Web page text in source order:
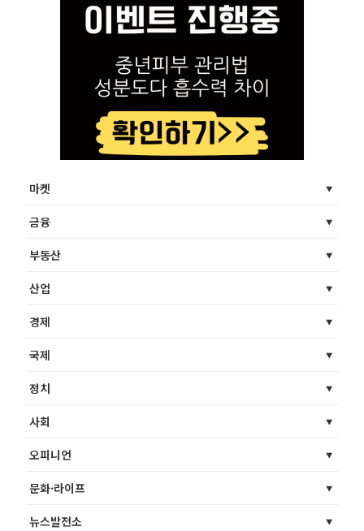
마켓
금융
부동산
산업
경제
국제
정치
사회
오피니언
문화·라이프
뉴스발전소